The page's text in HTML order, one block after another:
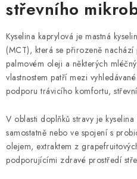
á
d
a
c
i
e
r
v
k
y
střevního
Kyselina kaprylová je mastná
(MCT), která se přirozeně
palmovém oleji a některých
vlastnostem patří mezi
podporu trávicího komfortu,
V oblasti doplňků stravy je
samostatně nebo ve spojení s
olejem, extraktem z
podporujícími zdravé prostředí